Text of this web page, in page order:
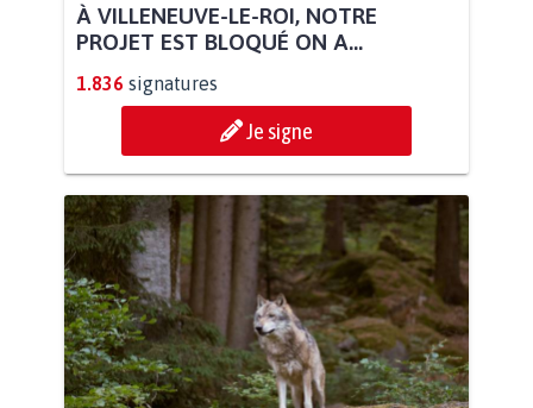
À VILLENEUVE-LE-ROI, NOTRE
PROJET EST BLOQUÉ ON A...
1.836 signatures
Je signe